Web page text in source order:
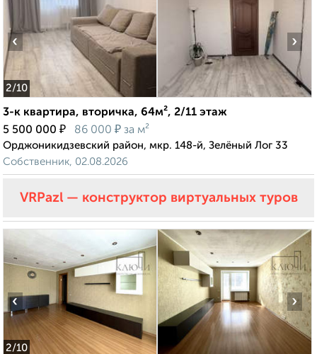
2/10
‹ ›
3-к квартира, вторичка, 64м², 2/11 этаж
5 500 000 ₽ 86 000 ₽ за м²
Орджоникидзевский район, мкр. 148-й, Зелёный Лог 33
Собственник, 02.08.2026
VRPazl — конструктор виртуальных туров
2/10
‹ ›